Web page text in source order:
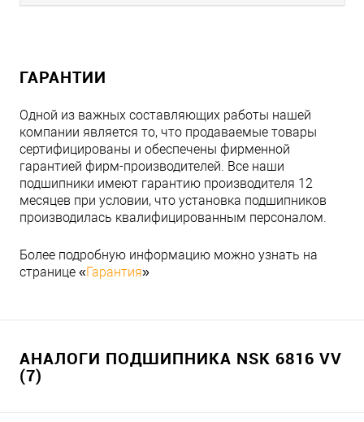
ГАРАНТИИ
Одной из важных составляющих работы нашей
компании является то, что продаваемые товары
сертифицированы и обеспечены фирменной
гарантией фирм-производителей. Все наши
подшипники имеют гарантию производителя 12
месяцев при условии, что установка подшипников
производилась квалифицированным персоналом.
Более подробную информацию можно узнать на
странице «Гарантия»
АНАЛОГИ ПОДШИПНИКА NSK 6816 VV
(7)